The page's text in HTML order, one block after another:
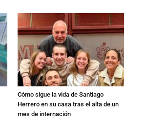
Cómo sigue la vida de Santiago
Herrero en su casa tras el alta de un
mes de internación